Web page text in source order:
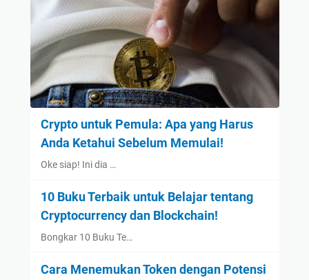
Crypto untuk Pemula: Apa yang Harus
Anda Ketahui Sebelum Memulai!
Oke siap! Ini dia …
10 Buku Terbaik untuk Belajar tentang
Cryptocurrency dan Blockchain!
Bongkar 10 Buku Te…
Cara Menemukan Token dengan Potensi